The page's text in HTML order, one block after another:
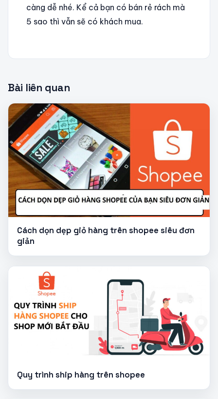
càng dễ nhé. Kể cả bạn có bán rẻ rách mà
5 sao thì vẫn sẽ có khách mua.
Bài liên quan
Cách dọn dẹp giỏ hàng trên shopee siêu đơn
giản
Quy trình ship hàng trên shopee